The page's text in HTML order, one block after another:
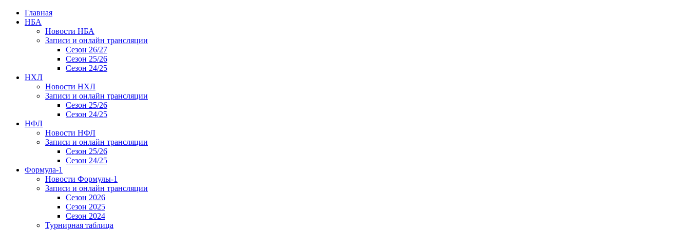
Главная
НБА
Новости НБА
Записи и онлайн трансляции
Сезон 26/27
Сезон 25/26
Сезон 24/25
НХЛ
Новости НХЛ
Записи и онлайн трансляции
Сезон 25/26
Сезон 24/25
НФЛ
Новости НФЛ
Записи и онлайн трансляции
Сезон 25/26
Сезон 24/25
Формула-1
Новости Формулы-1
Записи и онлайн трансляции
Сезон 2026
Сезон 2025
Сезон 2024
Турнирная таблица